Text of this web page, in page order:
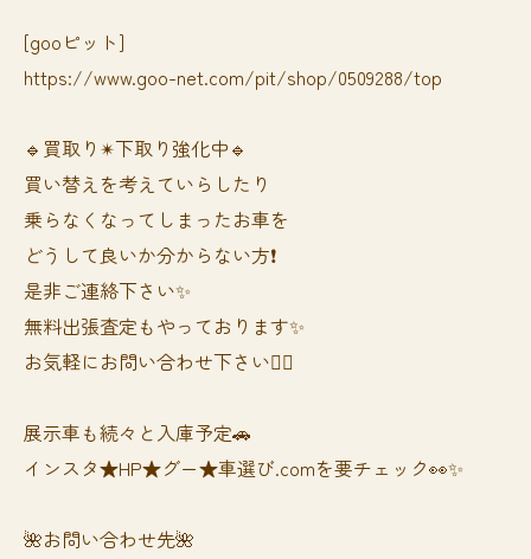
[gooピット]
https://www.goo-net.com/pit/shop/0509288/top
🔹買取り✴︎下取り強化中🔹
買い替えを考えていらしたり
乗らなくなってしまったお車を
どうして良いか分からない方❗️
是非ご連絡下さい✨
無料出張査定もやっております✨
お気軽にお問い合わせ下さい🙆‍♀️
展示車も続々と入庫予定🚗
インスタ★HP★グー★車選び.comを要チェック👀✨
🌺お問い合わせ先🌺